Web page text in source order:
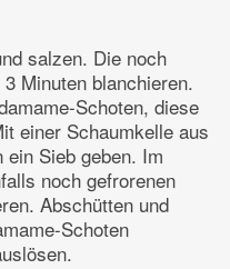
salzen. Die noch
Minuten blanchieren.
Schoten, diese
einer Schaumkelle aus
ein Sieb geben. Im
noch gefrorenen
Abschütten und
Schoten